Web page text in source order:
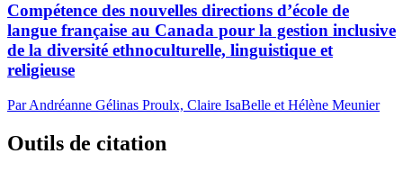
Compétence des nouvelles directions d’école de
langue française au Canada pour la gestion inclusive
de la diversité ethnoculturelle, linguistique et
religieuse
Par Andréanne Gélinas Proulx, Claire IsaBelle et Hélène Meunier
Outils de citation